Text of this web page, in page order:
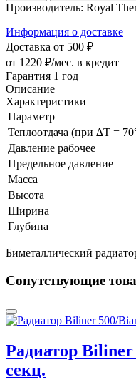
Производитель: Royal
Информация о доставке
Доставка от 500 ₽
от 1220 ₽/мес. в кредит
Гарантия 1 год
Описание
Характеристики
Параметр
Теплоотдача (при ∆T =
Давление рабочее
Предельное давление
Масса
Высота
Ширина
Глубина
Биметаллический
Сопутствующие
Радиатор
секц.